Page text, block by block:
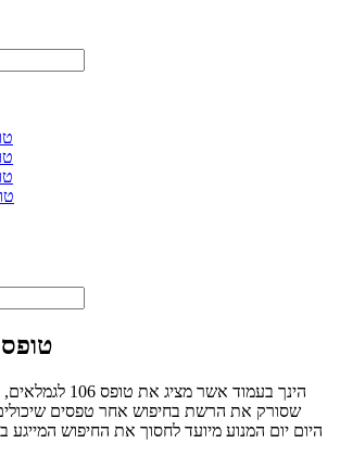
טופס 106 לגמלאים
הינך בעמוד אשר
שסורק את הרשת בחיפוש אחר טפסים
היום יום המנוע מיועד לחסוך את החיפוש